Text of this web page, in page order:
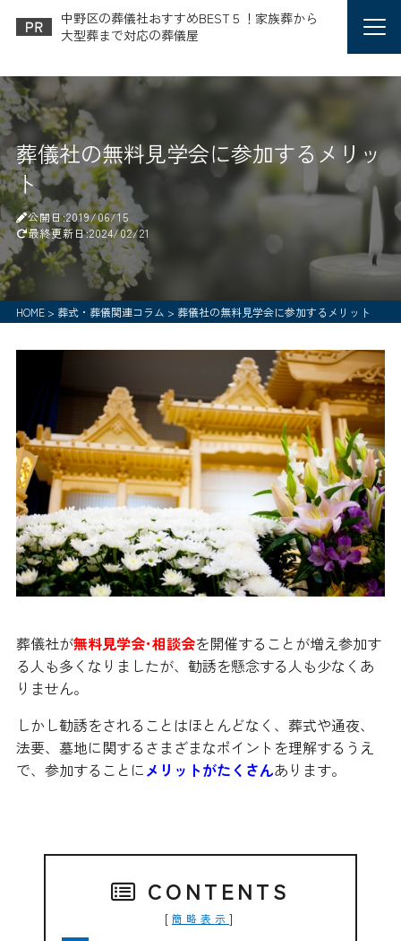
中野区の葬儀社おすすめBEST５！家族葬から
大型葬まで対応の葬儀屋
葬儀社の無料見学会に参加するメリッ
ト
公開日:2019/06/15
最終更新日:2024/02/21
HOME> 葬式・葬儀関連コラム > 葬儀社の無料見学会に参加するメリット
葬儀社が無料見学会･相談会を開催することが増え参加す
る人も多くなりましたが、勧誘を懸念する人も少なくあ
りません。
しかし勧誘をされることはほとんどなく、葬式や通夜、
法要、墓地に関するさまざまなポイントを理解するうえ
で、参加することにメリットがたくさんあります。
CONTENTS
[ 簡略表示 ]